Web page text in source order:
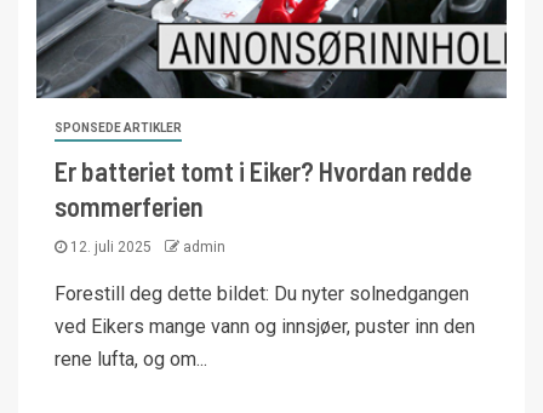
SPONSEDE ARTIKLER
Er batteriet tomt i Eiker? Hvordan redde
sommerferien
12. juli 2025 admin
Forestill deg dette bildet: Du nyter solnedgangen
ved Eikers mange vann og innsjøer, puster inn den
rene lufta, og om...